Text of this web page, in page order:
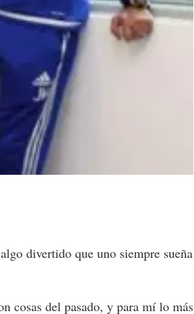
divertido que uno siempre sueña
cosas del pasado, y para mí lo más